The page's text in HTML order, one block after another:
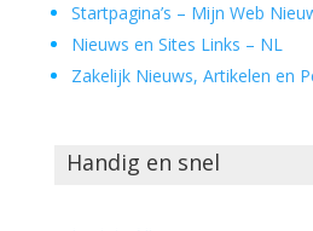
Startpagina’s – Mijn Web
Nieuws en Sites Links – NL
Zakelijk Nieuws, Artikelen en
Handig en snel